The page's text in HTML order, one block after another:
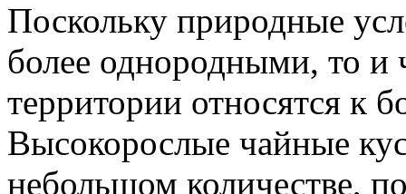
Поскольку природные
более однородными, то
территории относятся к
Высокорослые чайные
небольшом количестве,